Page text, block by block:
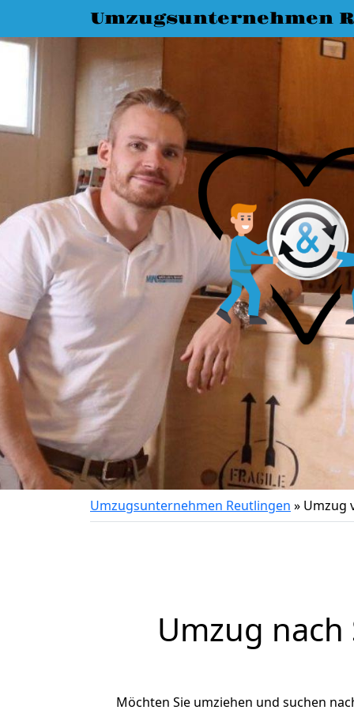
Umzugsunternehmen
Umzugsunternehmen Reutlingen » Umzug
Umzug
Möchten Sie umziehen und suchen